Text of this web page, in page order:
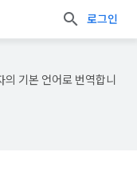
로그인
기본 언어로 번역합니